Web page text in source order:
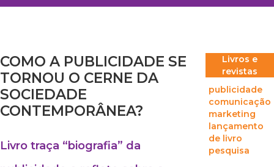
COMO A PUBLICIDADE SE
TORNOU O CERNE DA
SOCIEDADE
CONTEMPORÂNEA?
Livro traça “biografia” da
Livros e
revistas
publicidade
comunicação
marketing
lançamento
de livro
pesquisa